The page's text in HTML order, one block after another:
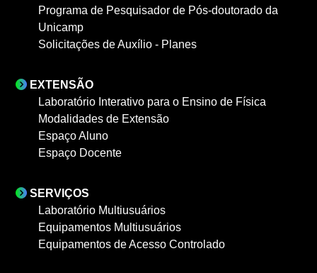
Programa de Pesquisador de Pós-doutorado da
Unicamp
Solicitações de Auxílio - Planes
EXTENSÃO
Laboratório Interativo para o Ensino de Física
Modalidades de Extensão
Espaço Aluno
Espaço Docente
SERVIÇOS
Laboratório Multiusuários
Equipamentos Multiusuários
Equipamentos de Acesso Controlado